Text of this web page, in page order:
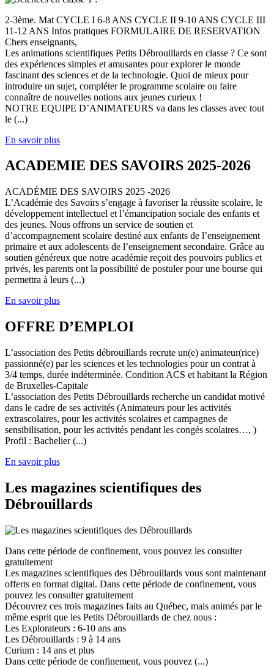
2-3ème. Mat CYCLE I 6-8 ANS CYCLE II 9-10 ANS CYCLE III
11-12 ANS Infos pratiques FORMULAIRE DE RESERVATION
Chers enseignants,
Les animations scientifiques Petits Débrouillards en classe ? Ce sont
des expériences simples et amusantes pour explorer le monde
fascinant des sciences et de la technologie. Quoi de mieux pour
introduire un sujet, compléter le programme scolaire ou faire
connaître de nouvelles notions aux jeunes curieux !
NOTRE EQUIPE D’ANIMATEURS va dans les classes avec tout
le (...)
En savoir plus
ACADEMIE DES SAVOIRS 2025-2026
ACADÉMIE DES SAVOIRS 2025 -2026
L’Académie des Savoirs s’engage à favoriser la réussite scolaire, le
développement intellectuel et l’émancipation sociale des enfants et
des jeunes. Nous offrons un service de soutien et
d’accompagnement scolaire destiné aux enfants de l’enseignement
primaire et aux adolescents de l’enseignement secondaire. Grâce au
soutien généreux que notre académie reçoit des pouvoirs publics et
privés, les parents ont la possibilité de postuler pour une bourse qui
permettra à leurs (...)
En savoir plus
OFFRE D’EMPLOI
L’association des Petits débrouillards recrute un(e) animateur(rice)
passionné(e) par les sciences et les technologies pour un contrat à
3/4 temps, durée indéterminée. Condition ACS et habitant la Région
de Bruxelles-Capitale
L’association des Petits Débrouillards recherche un candidat motivé
dans le cadre de ses activités (Animateurs pour les activités
extrascolaires, pour les activités scolaires et campagnes de
sensibilisation, pour les activités pendant les congés scolaires…, )
Profil : Bachelier (...)
En savoir plus
Les magazines scientifiques des
Débrouillards
Dans cette période de confinement, vous pouvez les consulter
gratuitement
Les magazines scientifiques des Débrouillards vous sont maintenant
offerts en format digital. Dans cette période de confinement, vous
pouvez les consulter gratuitement
Découvrez ces trois magazines faits au Québec, mais animés par le
même esprit que les Petits Débrouillards de chez nous :
Les Explorateurs : 6-10 ans ans
Les Débrouillards : 9 à 14 ans
Curium : 14 ans et plus
Dans cette période de confinement, vous pouvez (...)